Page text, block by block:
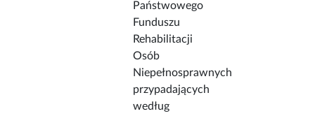
Państwowego
Funduszu
Rehabilitacji
Osób
Niepełnosprawnych
przypadających
według